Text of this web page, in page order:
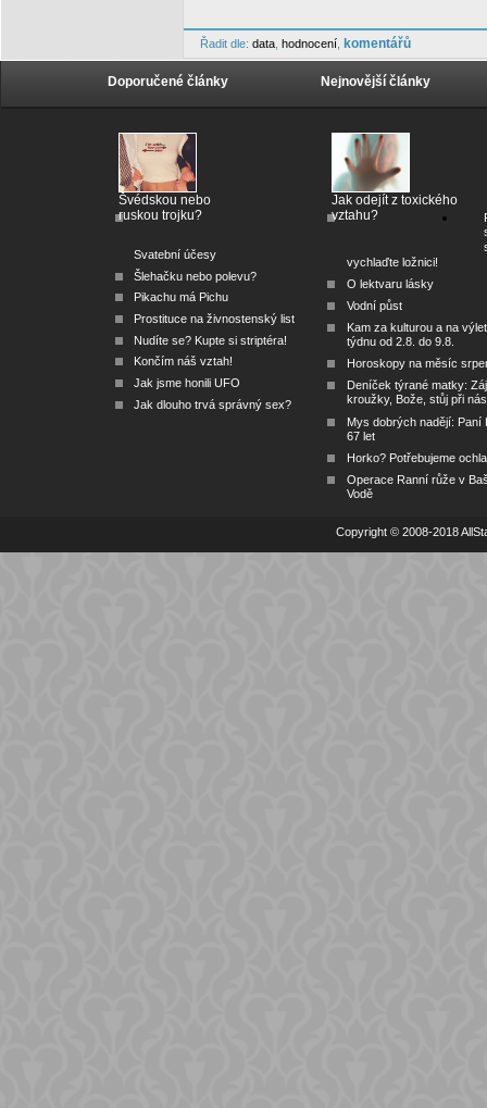
Řadit dle: data hodnocení komentářů
Doporučené články
Švédskou nebo
ruskou trojku?
Svatební účesy
Šlehačku nebo polevu?
Pikachu má Pichu
Prostituce na živnostenský list
Nudíte se? Kupte si striptéra!
Končím náš vztah!
Jak jsme honili UFO
Jak dlouho trvá správný sex?
Nejnovější články
Jak odejít z toxického
vztahu?
vychlaďte ložnici!
O lektvaru lásky
Vodní půst
Kam za kulturou a na
týdnu od 2.8. do 9.8.
Horoskopy na měsíc
Deníček týrané matky:
kroužky, Bože, stůj při nás
Mys dobrých nadějí: Paní
67 let
Horko? Potřebujeme
Operace Ranní růže v
Vodě
Copyright © 2008-2018